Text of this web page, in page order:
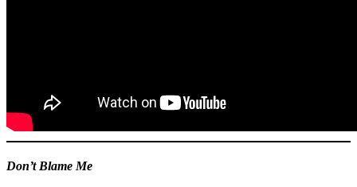
Don’t Blame Me